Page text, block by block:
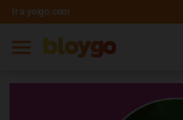
Ir a yoigo.com